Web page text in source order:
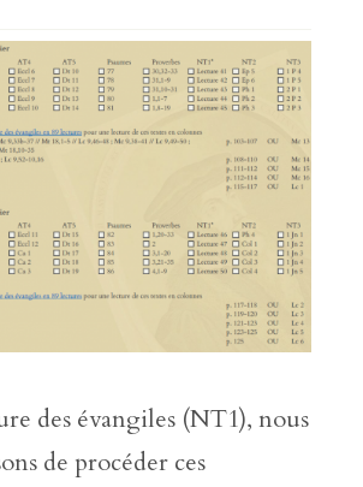
des évangiles (NT1), nous
de procéder ces